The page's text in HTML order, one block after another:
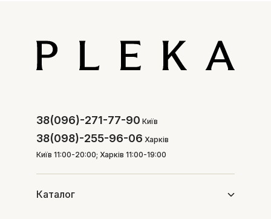
38(096)-271-77-90 Київ
38(098)-255-96-06 Харків
Київ 11:00-20:00; Харків 11:00-19:00
Каталог